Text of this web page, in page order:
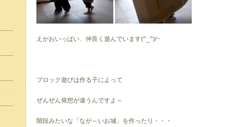
えがおいっぱい、仲良く遊んでいます(^_^)/~
ブロック遊びは作る子によって
ぜんぜん発想が違うんですよ～
階段みたいな「なが～いお城」を作ったり・・・